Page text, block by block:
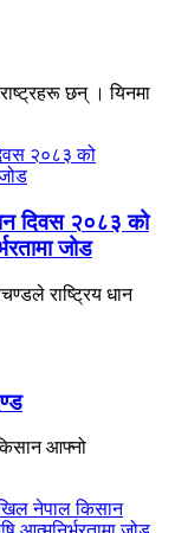
छन् । यिनमा
दिवस २०८३ को
जोड
राष्ट्रिय धान
आफ्नो